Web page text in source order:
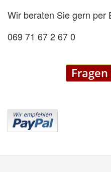
Wir beraten Sie gern per
069 71 67 2 67 0